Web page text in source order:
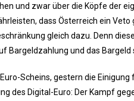
und zwar über die Köpfe der
dass Österreich ein
gleich dazu. Denn
Bargeldzahlung und das Bargeld
Scheins, gestern die
des Digital-Euro: Der Kampf